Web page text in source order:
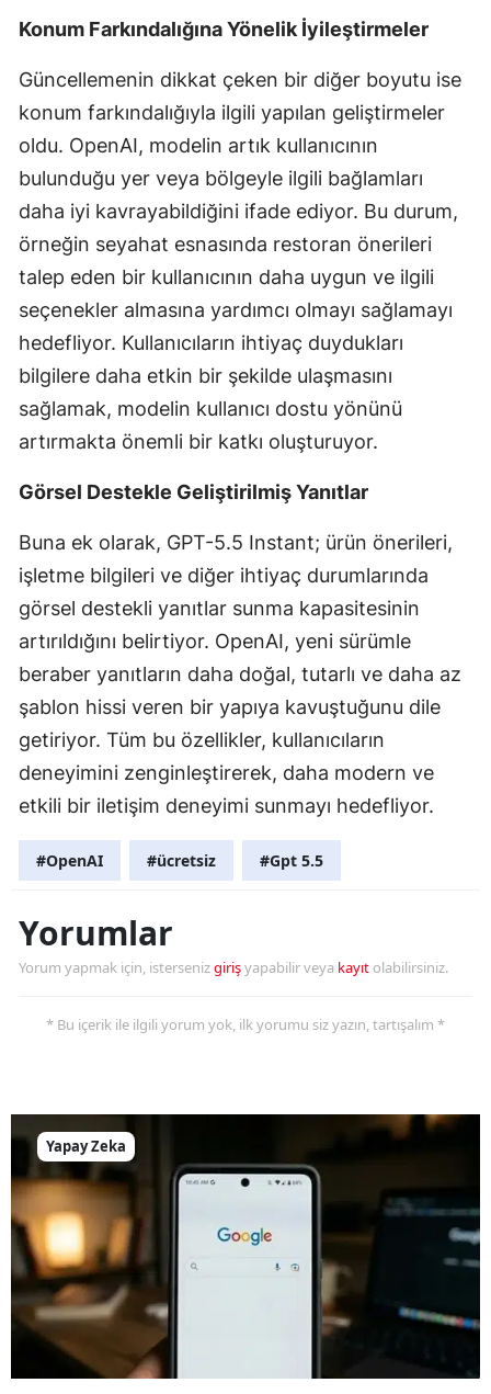
Samsun
Siirt
Sinop
Sivas
Tekirdağ
Trabzon
Tunceli
Şanlıurfa
Uşak
Van
Yozgat
Zonguldak
Aksaray
Bayburt
Karaman
Batman
Şırnak
Iğdır
Yalova
Kilis
Osmaniye
Düzce
Konum Farkındalığına Yönelik İyileştirmeler
Güncellemenin dikkat çeken bir diğer boyutu ise
konum farkındalığıyla ilgili yapılan geliştirmeler
oldu. OpenAI, modelin artık kullanıcının
bulunduğu yer veya bölgeyle ilgili bağlamları
daha iyi kavrayabildiğini ifade ediyor. Bu durum,
örneğin seyahat esnasında restoran önerileri
talep eden bir kullanıcının daha uygun ve ilgili
seçenekler almasına yardımcı olmayı sağlamayı
hedefliyor. Kullanıcıların ihtiyaç duydukları
bilgilere daha etkin bir şekilde ulaşmasını
sağlamak, modelin kullanıcı dostu yönünü
artırmakta önemli bir katkı oluşturuyor.
Görsel Destekle Geliştirilmiş Yanıtlar
Buna ek olarak, GPT-5.5 Instant; ürün önerileri,
işletme bilgileri ve diğer ihtiyaç durumlarında
görsel destekli yanıtlar sunma kapasitesinin
artırıldığını belirtiyor. OpenAI, yeni sürümle
beraber yanıtların daha doğal, tutarlı ve daha az
şablon hissi veren bir yapıya kavuştuğunu dile
getiriyor. Tüm bu özellikler, kullanıcıların
deneyimini zenginleştirerek, daha modern ve
etkili bir iletişim deneyimi sunmayı hedefliyor.
#OpenAI #ücretsiz #Gpt 5.5
Yorumlar
Yorum yapmak için, istersenizgirişyapabilir veya kayıt olabilirsiniz.
* Bu içerik ile ilgili yorum yok, ilk yorumu siz yazın, tartışalım *
Yapay Zeka